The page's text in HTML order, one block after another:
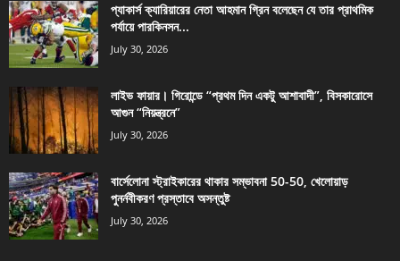
প্যাকার্স ক্যারিয়ারের নেতা আহমান গ্রিন বলেছেন যে তার প্রাথমিক
পর্যায়ে পারকিনসন...
July 30, 2026
লাইভ ফায়ার। গিরোন্ডে “প্রথম দিন একটু আশাবাদী”, বিসকারোসে
আগুন “নিয়ন্ত্রনে”
July 30, 2026
বার্সেলোনা স্ট্রাইকারের থাকার সম্ভাবনা 50-50, খেলোয়াড়
পুনর্নবীকরণ প্রস্তাবে অসন্তুষ্ট
July 30, 2026